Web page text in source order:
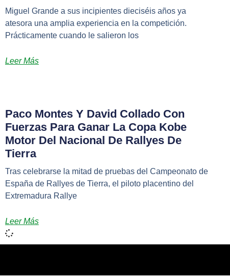
Miguel Grande a sus incipientes dieciséis años ya
atesora una amplia experiencia en la competición.
Prácticamente cuando le salieron los
Leer Más
Paco Montes Y David Collado Con
Fuerzas Para Ganar La Copa Kobe
Motor Del Nacional De Rallyes De
Tierra
Tras celebrarse la mitad de pruebas del Campeonato de
España de Rallyes de Tierra, el piloto placentino del
Extremadura Rallye
Leer Más